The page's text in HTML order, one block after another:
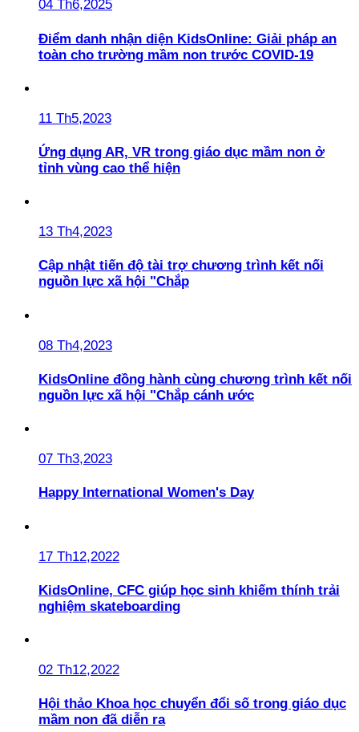
04 Th6,2025
Điểm danh nhận diện KidsOnline: Giải pháp an
toàn cho trường mầm non trước COVID-19
11 Th5,2023
Ứng dụng AR, VR trong giáo dục mầm non ở
tỉnh vùng cao thể hiện
13 Th4,2023
Cập nhật tiến độ tài trợ chương trình kết nối
nguồn lực xã hội "Chắp
08 Th4,2023
KidsOnline đồng hành cùng chương trình kết nối
nguồn lực xã hội "Chắp cánh ước
07 Th3,2023
Happy International Women's Day
17 Th12,2022
KidsOnline, CFC giúp học sinh khiếm thính trải
nghiệm skateboarding
02 Th12,2022
Hội thảo Khoa học chuyển đổi số trong giáo dục
mầm non đã diễn ra